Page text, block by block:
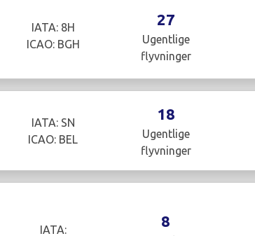
IATA: 8H
ICAO: BGH
27
Ugentlige
flyvninger
IATA: SN
ICAO: BEL
18
Ugentlige
flyvninger
IATA: 8